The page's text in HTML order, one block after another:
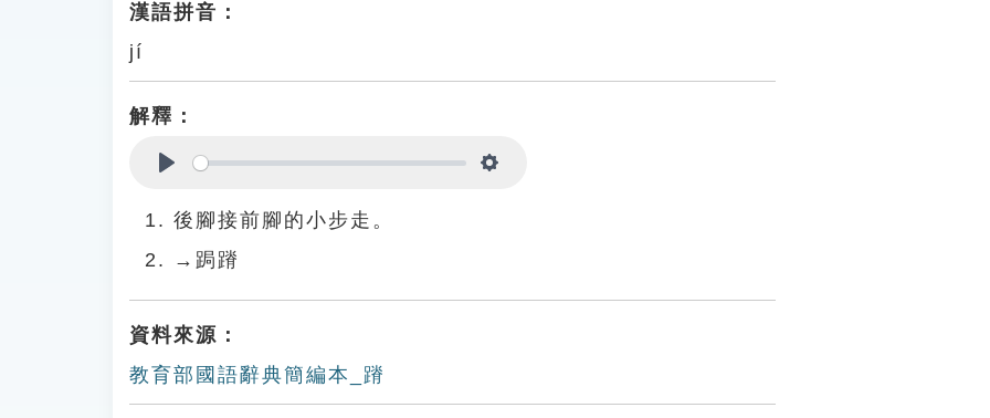
漢語拼音：
jí
解釋：
後腳接前腳的小步走。
→跼蹐
資料來源：
教育部國語辭典簡編本_蹐